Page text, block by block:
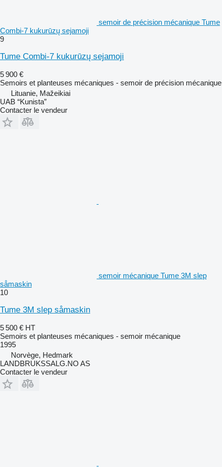
semoir de précision mécanique Tume
Combi-7 kukurūzų sejamoji
9
Tume Combi-7 kukurūzų sejamoji
5 900 €
Semoirs et planteuses mécaniques - semoir de précision mécanique
Lituanie, Mažeikiai
UAB “Kunista”
Contacter le vendeur
semoir mécanique Tume 3M slep
såmaskin
10
Tume 3M slep såmaskin
5 500 € HT
Semoirs et planteuses mécaniques - semoir mécanique
1995
Norvège, Hedmark
LANDBRUKSSALG.NO AS
Contacter le vendeur